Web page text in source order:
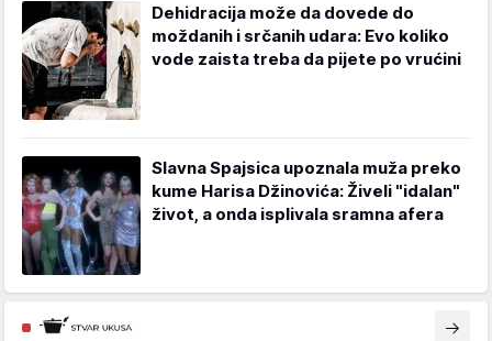
Dehidracija može da dovede do
moždanih i srčanih udara: Evo koliko
vode zaista treba da pijete po vrućini
Slavna Spajsica upoznala muža preko
kume Harisa Džinovića: Živeli "idalan"
život, a onda isplivala sramna afera